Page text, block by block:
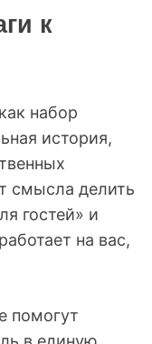
к
набор
история,
смысла делить
гостей» и
на вас,
помогут